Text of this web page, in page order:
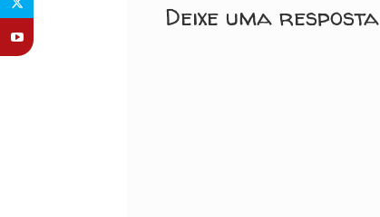
Deixe uma resposta